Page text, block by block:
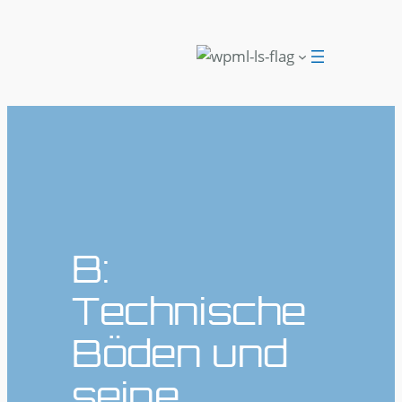
B:
Technische
Böden und